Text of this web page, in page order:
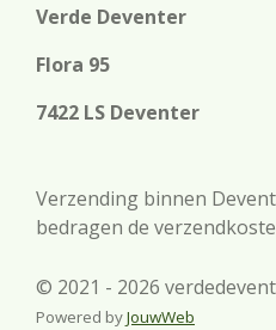
Verde Deventer
Flora 95
7422 LS Deventer
Verzending binnen
bedragen de
© 2021 - 2026
Powered byJouwWeb